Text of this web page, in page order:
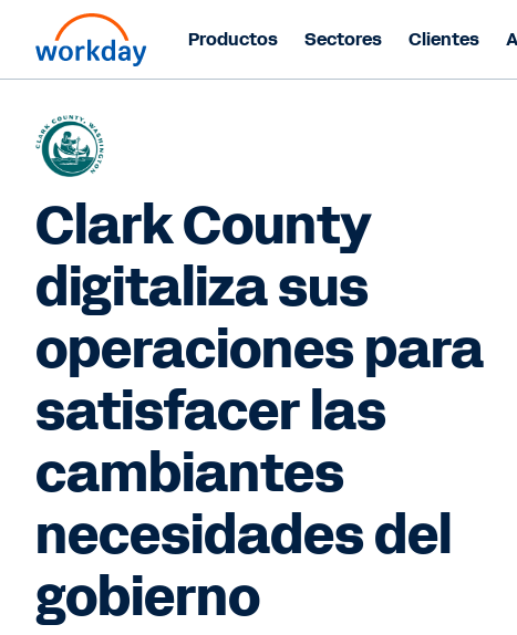
Productos Sectores Clientes
Clark County
digitaliza sus
operaciones para
satisfacer las
cambiantes
necesidades del
gobierno